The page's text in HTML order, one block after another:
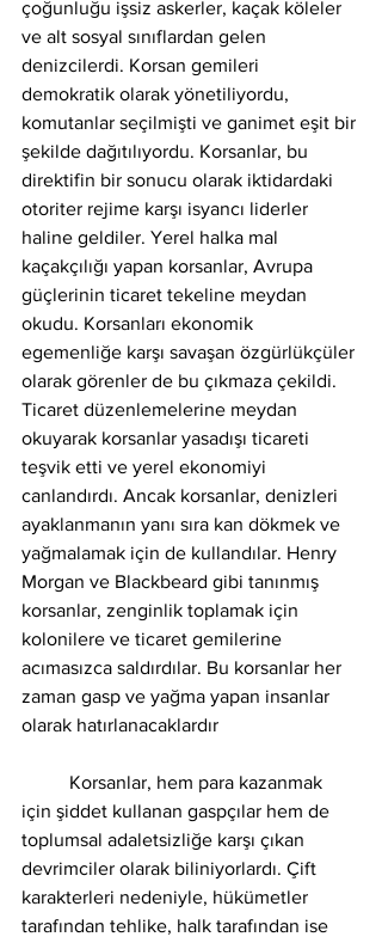
çoğunluğu işsiz askerler, kaçak köleler
ve alt sosyal sınıflardan gelen
denizcilerdi. Korsan gemileri
demokratik olarak yönetiliyordu,
komutanlar seçilmişti ve ganimet eşit bir
şekilde dağıtılıyordu. Korsanlar, bu
direktifin bir sonucu olarak iktidardaki
otoriter rejime karşı isyancı liderler
haline geldiler. Yerel halka mal
kaçakçılığı yapan korsanlar, Avrupa
güçlerinin ticaret tekeline meydan
okudu. Korsanları ekonomik
egemenliğe karşı savaşan özgürlükçüler
olarak görenler de bu çıkmaza çekildi.
Ticaret düzenlemelerine meydan
okuyarak korsanlar yasadışı ticareti
teşvik etti ve yerel ekonomiyi
canlandırdı. Ancak korsanlar, denizleri
ayaklanmanın yanı sıra kan dökmek ve
yağmalamak için de kullandılar. Henry
Morgan ve Blackbeard gibi tanınmış
korsanlar, zenginlik toplamak için
kolonilere ve ticaret gemilerine
acımasızca saldırdılar. Bu korsanlar her
zaman gasp ve yağma yapan insanlar
olarak hatırlanacaklardır
için şiddet kullanan gaspçılar hem de
toplumsal adaletsizliğe karşı çıkan
devrimciler olarak biliniyorlardı. Çift
karakterleri nedeniyle, hükümetler
tarafından tehlike, halk tarafından ise